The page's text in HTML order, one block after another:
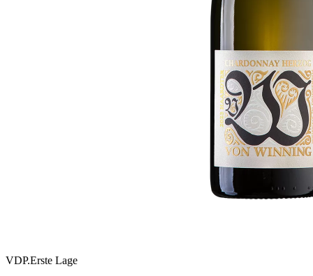
VDP.Erste Lage